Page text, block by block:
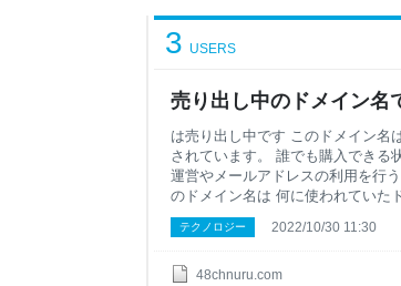
売り出し中のドメイン名
3 USERS
48chnuru.com
は売り出し中です このドメイン名
されています。 誰でも購入できる
運営やメールアドレスの利用を行
のドメイン名は 何に使われていた
のように使用されていたかは以下
流入履歴 （ラッコキーワード） 日
歴 （WaybackMachine） 過去この
テクノロジー 2022/10/30 11:30